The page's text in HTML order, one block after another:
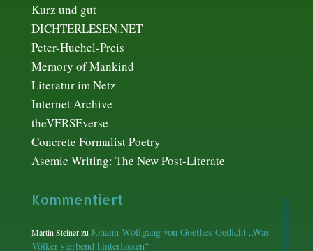
Kurz und gut
DICHTERLESEN.NET
Peter-Huchel-Preis
Memory of Mankind
Literatur im Netz
Internet Archive
theVERSEverse
Concrete Formalist Poetry
Asemic Writing: The New Post-Literate
Kommentiert
Martin SteinerzuJohann Wolfgang von Goethes Gedicht „Was
Völker sterbend hinterlassen“